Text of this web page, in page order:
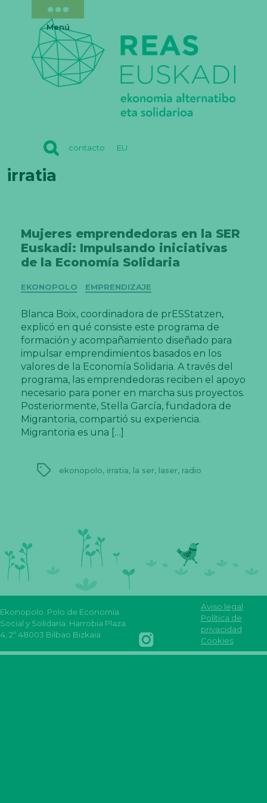
contacto EU
Menú
irratia
Mujeres emprendedoras en la SER
Euskadi: Impulsando iniciativas
de la Economía Solidaria
Categorías
EKONOPOLO EMPRENDIZAJE
Blanca Boix, coordinadora de prESStatzen,
explicó en qué consiste este programa de
formación y acompañamiento diseñado para
impulsar emprendimientos basados en los
valores de la Economía Solidaria. A través del
programa, las emprendedoras reciben el apoyo
necesario para poner en marcha sus proyectos.
Posteriormente, Stella García, fundadora de
Migrantoria, compartió su experiencia.
Migrantoria es una […]
Etiquetasekonopolo, irratia, la ser, laser, radio
Ekonopolo. Polo de Economía
Social y Solidaria. Harrobia Plaza
4, 2º 48003 Bilbao Bizkaia
Facebook
Youtube
Euskadi
Euskadi
mastodon
FLICKR
Euskadi
INSTAGRAM
REAS
euskadi
Aviso legal
Política de
privacidad
Cookies